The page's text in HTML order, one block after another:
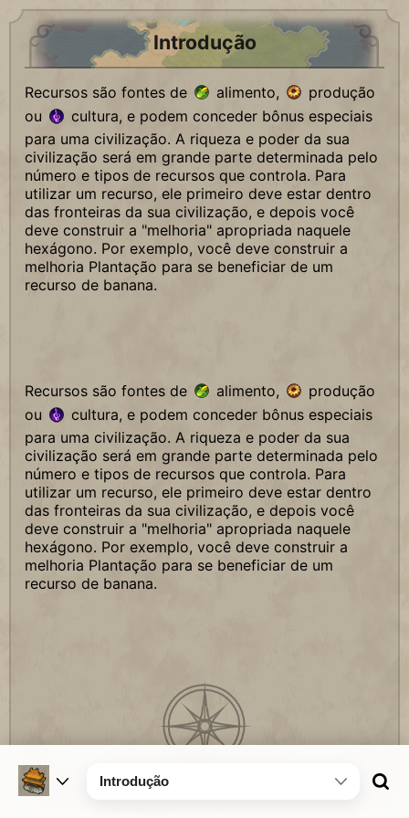
Introdução
Recursos são fontes de alimento,
produção
ou
cultura, e podem conceder bônus especiais
para uma civilização. A riqueza e poder da sua
civilização será em grande parte determinada pelo
número e tipos de recursos que controla. Para
utilizar um recurso, ele primeiro deve estar dentro
das fronteiras da sua civilização, e depois você
deve construir a "melhoria" apropriada naquele
hexágono. Por exemplo, você deve construir a
melhoria Plantação para se beneficiar de um
recurso de banana.
Recursos são fontes de alimento,
produção
ou
cultura, e podem conceder bônus especiais
para uma civilização. A riqueza e poder da sua
civilização será em grande parte determinada pelo
número e tipos de recursos que controla. Para
utilizar um recurso, ele primeiro deve estar dentro
das fronteiras da sua civilização, e depois você
deve construir a "melhoria" apropriada naquele
hexágono. Por exemplo, você deve construir a
melhoria Plantação para se beneficiar de um
recurso de banana.
Introdução